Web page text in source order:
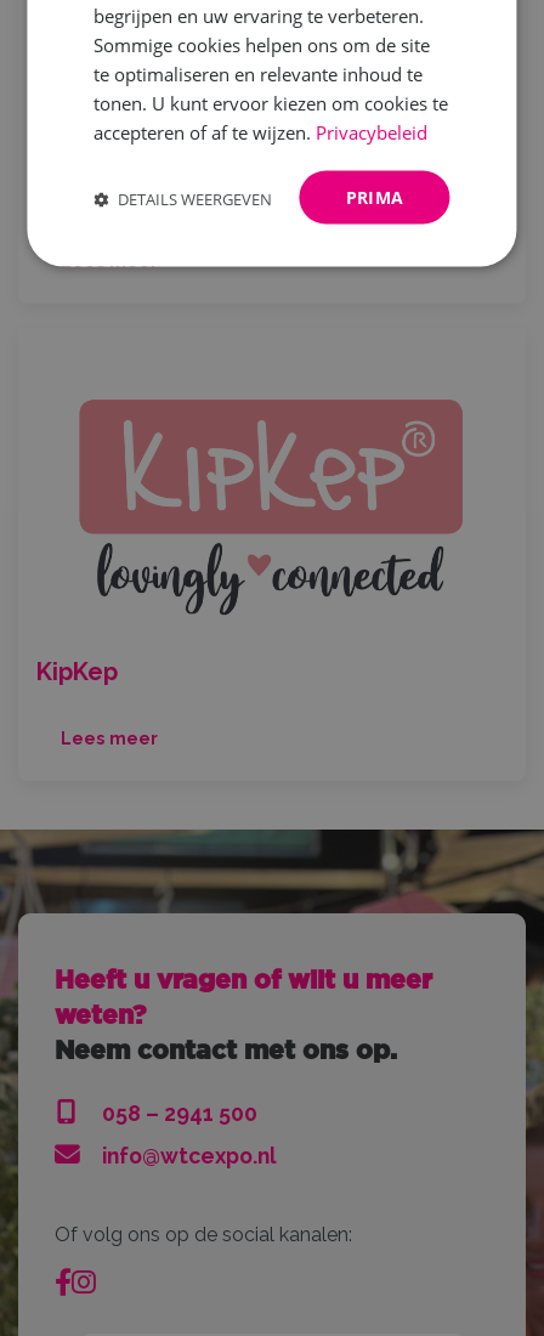
Spirituele Sleutel
KipKep
Lees meer
Heeft u vragen of wilt u meer
weten?
Neem contact met ons op.
058 – 2941 500
info@wtcexpo.nl
Of volg ons op de social kanalen:
begrijpen en uw ervaring te verbeteren.
Sommige cookies helpen ons om de site
te optimaliseren en relevante inhoud te
tonen. U kunt ervoor kiezen om cookies te
accepteren of af te wijzen. Privacybeleid
PRIMA
DETAILS WEERGEVEN